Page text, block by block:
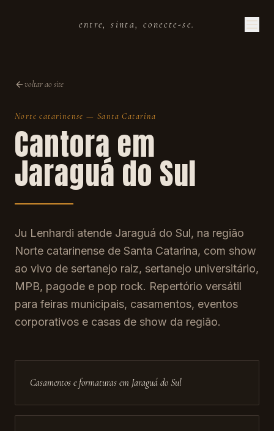
entre, sinta, conecte-se.
voltar ao site
Norte catarinense —Santa Catarina
Cantora em
Jaraguá do Sul
Ju Lenhardi atende Jaraguá do Sul, na região
Norte catarinense de Santa Catarina, com show
ao vivo de sertanejo raiz, sertanejo universitário,
MPB, pagode e pop rock. Repertório versátil
para feiras municipais, casamentos, eventos
corporativos e casas de show da região.
Casamentos e formaturas em Jaraguá do Sul